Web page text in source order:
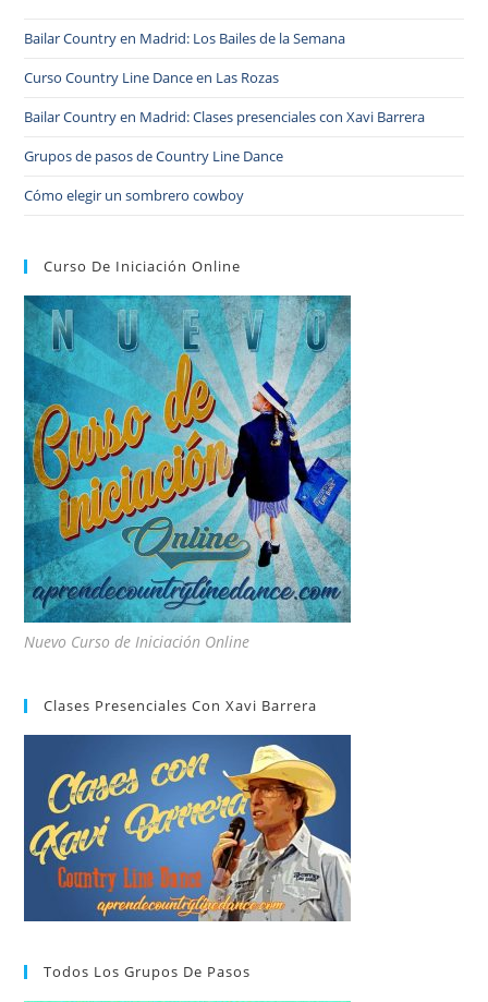
Bailar Country en Madrid: Los Bailes de la Semana
Curso Country Line Dance en Las Rozas
Bailar Country en Madrid: Clases presenciales con Xavi Barrera
Grupos de pasos de Country Line Dance
Cómo elegir un sombrero cowboy
Curso De Iniciación Online
Nuevo Curso de Iniciación Online
Clases Presenciales Con Xavi Barrera
Todos Los Grupos De Pasos